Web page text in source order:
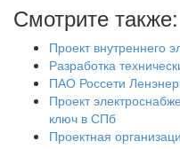
Смотрите также:
Проект внутреннего
Разработка
ПАО Россети
Проект
ключ в СПб
Проектная